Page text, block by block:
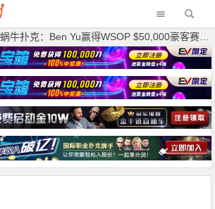
蜗牛扑克：Ben Yu赢得WSOP $50,000豪客赛冠军